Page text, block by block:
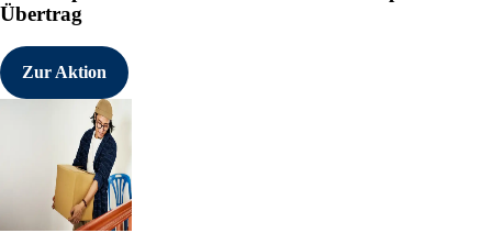
Übertrag
Zur Aktion